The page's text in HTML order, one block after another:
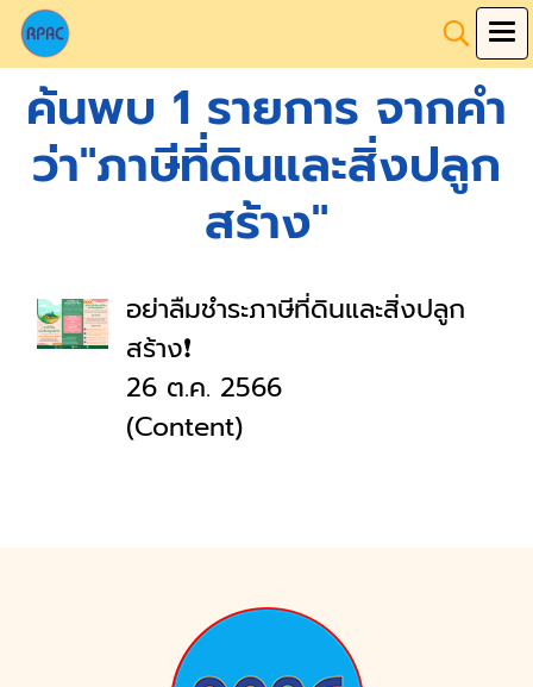
ค้นพบ 1 รายการ จากคำ
ว่า"ภาษีที่ดินและสิ่งปลูก
สร้าง"
อย่าลืมชำระภาษีที่ดินและสิ่งปลูก
สร้าง❗
26 ต.ค. 2566
(Content)